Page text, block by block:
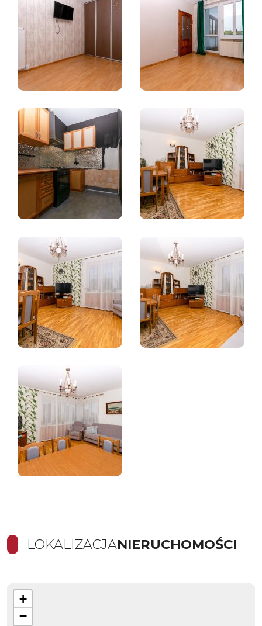
LOKALIZACJANIERUCHOMOŚCI
+
−